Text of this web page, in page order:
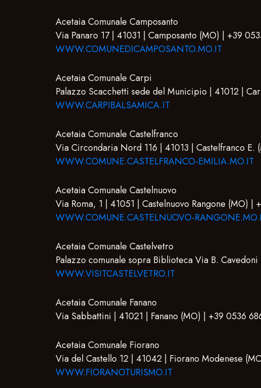
Acetaia Comunale Camposanto
Via Panaro 17 | 41031 | Camposanto (MO) | +39
WWW.COMUNEDICAMPOSANTO.MO.IT
Acetaia Comunale Carpi
Palazzo Scacchetti sede del Municipio | 41012 |
WWW.CARPIBALSAMICA.IT
Acetaia Comunale Castelfranco
Via Circondaria Nord 116 | 41013 | Castelfranco E.
WWW.COMUNE.CASTELFRANCO-EMILIA.MO.IT
Acetaia Comunale Castelnuovo
Via Roma, 1 | 41051 | Castelnuovo Rangone (MO) |
WWW.COMUNE.CASTELNUOVO-
Acetaia Comunale Castelvetro
Palazzo comunale sopra Biblioteca Via B.
WWW.VISITCASTELVETRO.IT
Acetaia Comunale Fanano
Via Sabbattini | 41021 | Fanano (MO) | +39 0536
Acetaia Comunale Fiorano
Via del Castello 12 | 41042 | Fiorano Modenese
WWW.FIORANOTURISMO.IT